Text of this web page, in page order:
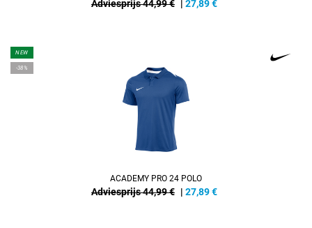
Adviesprijs 44,99 € | 27,89€
NEW
-38%
ACADEMY PRO 24 POLO
Adviesprijs 44,99 € | 27,89€